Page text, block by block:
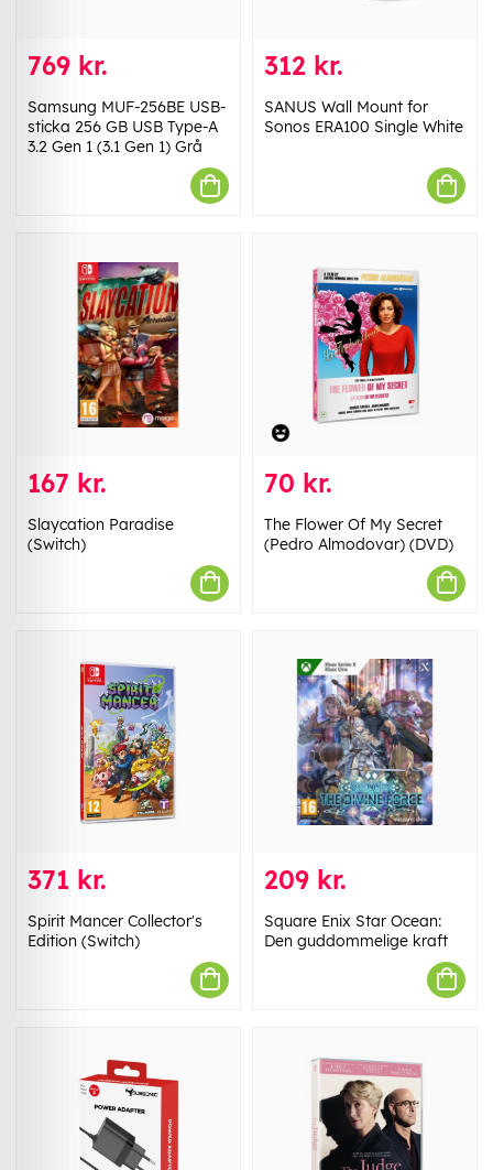
769 kr.
Samsung MUF-256BE USB-
sticka 256 GB USB Type-A
3.2 Gen 1 (3.1 Gen 1) Grå
312 kr.
SANUS Wall Mount for
Sonos ERA100 Single White
167 kr.
Slaycation Paradise
(Switch)
70 kr.
The Flower Of My Secret
(Pedro Almodovar) (DVD)
371 kr.
Spirit Mancer Collector's
Edition (Switch)
209 kr.
Square Enix Star Ocean:
Den guddommelige kraft